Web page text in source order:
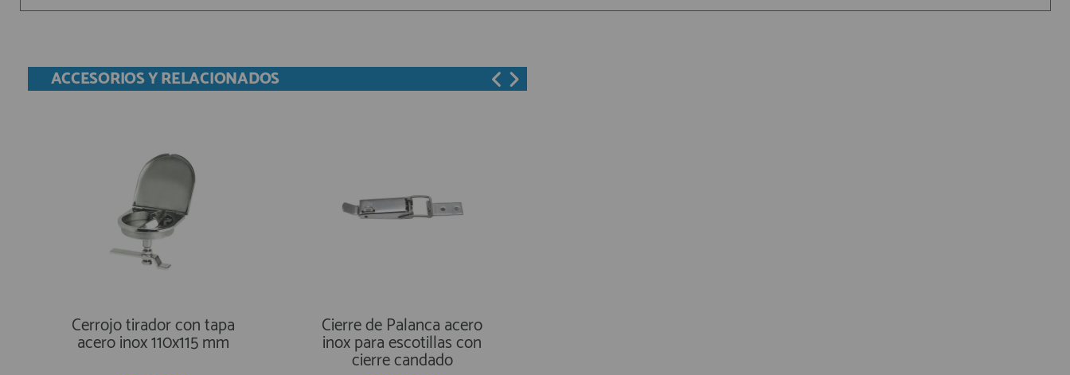
ACCESORIOS Y RELACIONADOS
Cerrojo tirador con tapa
acero inox 110x115 mm
Cierre de Palanca acero
inox para escotillas con
cierre candado